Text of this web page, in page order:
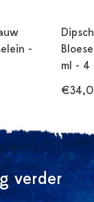
-
ml - 4
verder